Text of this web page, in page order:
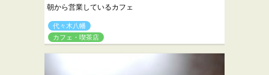
朝から営業しているカフェ
代々木八幡
カフェ・喫茶店